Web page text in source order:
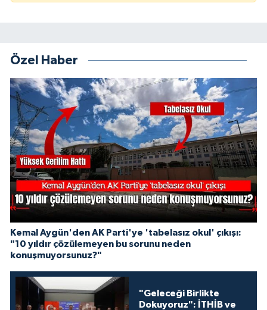
Özel Haber
Kemal Aygün'den AK Parti'ye 'tabelasız okul' çıkışı:
"10 yıldır çözülemeyen bu sorunu neden
konuşmuyorsunuz?"
"Geleceği Birlikte
Dokuyoruz": İTHİB ve